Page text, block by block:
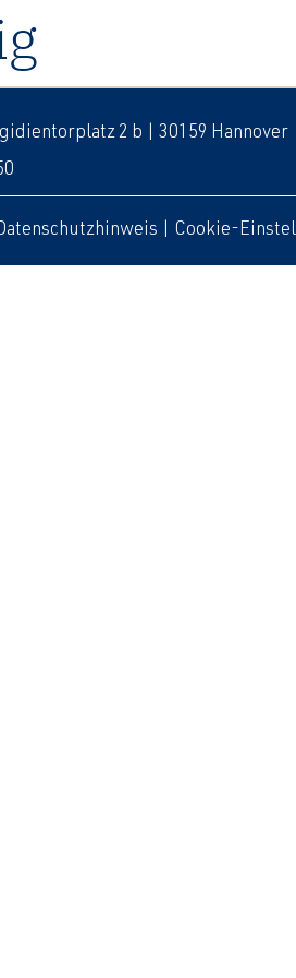
2 b | 30159 Hannover
Cookie-